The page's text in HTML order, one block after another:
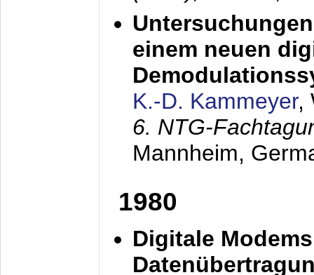
einem neuen
K.-D. Kammeyer,
6. NTG-
Mannheim,
1980
Digitale